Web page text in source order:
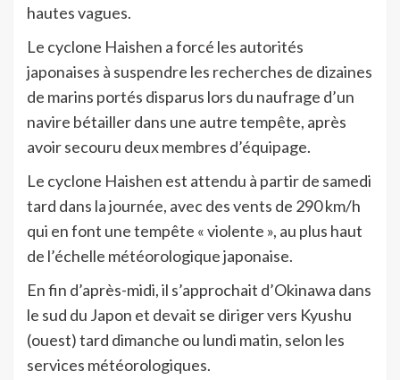
hautes vagues.
Le cyclone Haishen a forcé les autorités
japonaises à suspendre les recherches de dizaines
de marins portés disparus lors du naufrage d’un
navire bétailler dans une autre tempête, après
avoir secouru deux membres d’équipage.
Le cyclone Haishen est attendu à partir de samedi
tard dans la journée, avec des vents de 290 km/h
qui en font une tempête « violente », au plus haut
de l’échelle météorologique japonaise.
En fin d’après-midi, il s’approchait d’Okinawa dans
le sud du Japon et devait se diriger vers Kyushu
(ouest) tard dimanche ou lundi matin, selon les
services météorologiques.